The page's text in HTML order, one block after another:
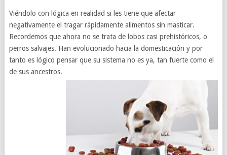
Viéndolo con lógica en realidad si les tiene que afectar
negativamente el tragar rápidamente alimentos sin masticar.
Recordemos que ahora no se trata de lobos casi prehistóricos, o
perros salvajes. Han evolucionado hacia la domesticación y por
tanto es lógico pensar que su sistema no es ya, tan fuerte como el
de sus ancestros.